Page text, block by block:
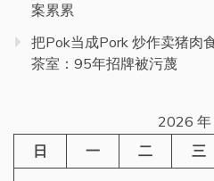
案累累
把Pok当成Pork 炒作卖猪肉
茶室：95年招牌被污蔑
2026 年
日
一 二 三